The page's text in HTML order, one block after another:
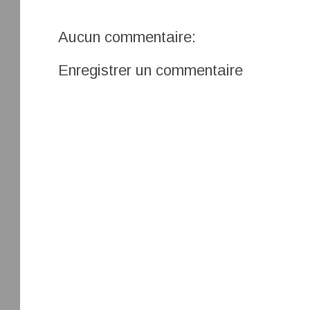
Aucun commentaire:
Enregistrer un commentaire